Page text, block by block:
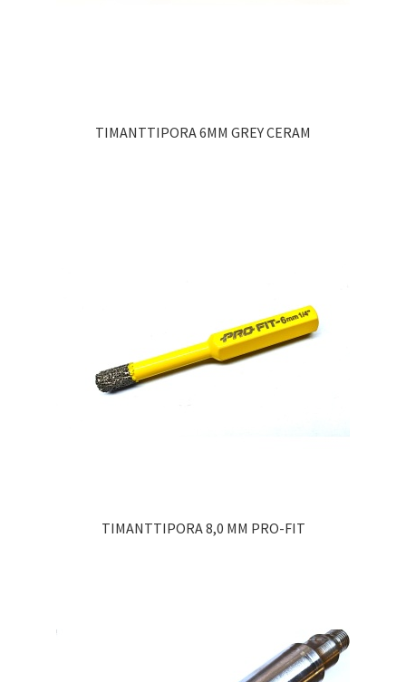
TIMANTTIPORA 6MM GREY CERAM
TIMANTTIPORA 8,0 MM PRO-FIT